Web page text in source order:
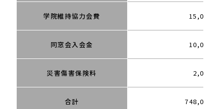
学院維持協力会費 15,000
同窓会入会金 10,000
災害傷害保険料 2,080
合計 748,080